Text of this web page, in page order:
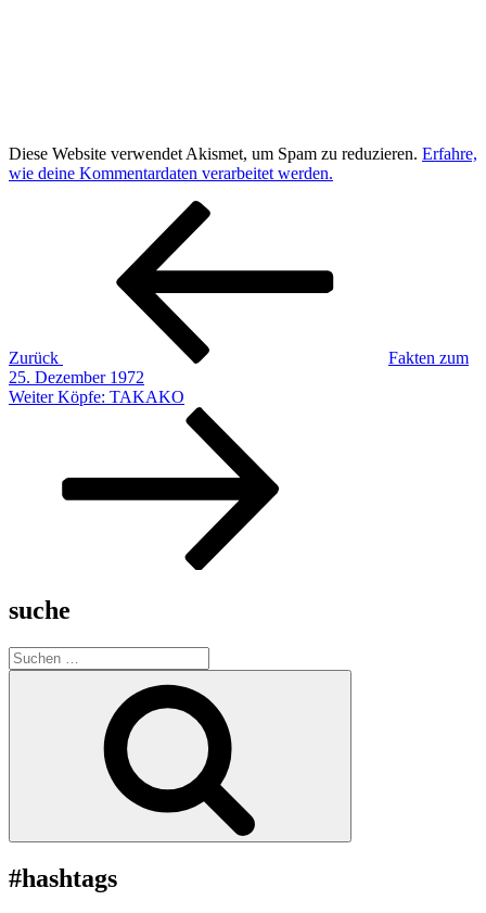
Diese Website verwendet Akismet, um Spam zu reduzieren. Erfahre,
wie deine Kommentardaten verarbeitet werden.
Beitragsnavigation
Zurück
Fakten zum
25. Dezember 1972
Nächster
Weiter Köpfe: TAKAKO
suche
Suche
nach:
#hashtags